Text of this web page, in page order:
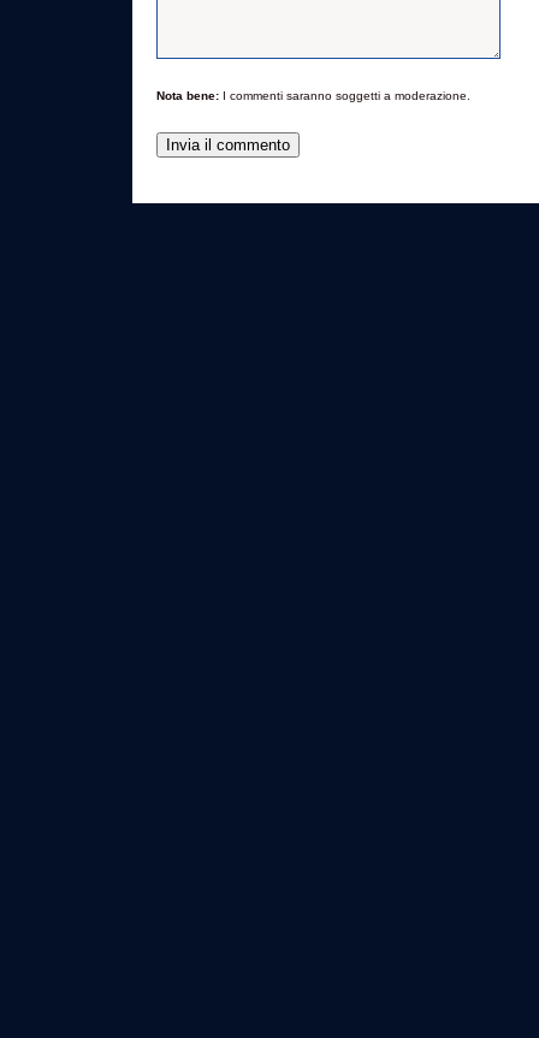
Nota bene: I commenti saranno soggetti a moderazione.